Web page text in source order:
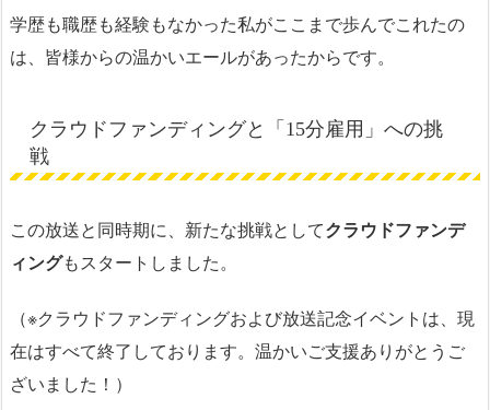
学歴も職歴も経験もなかった私がここまで歩んでこれたの
は、皆様からの温かいエールがあったからです。
クラウドファンディングと「15分雇用」への挑
戦
この放送と同時期に、新たな挑戦としてクラウドファンデ
ィングもスタートしました。
（※クラウドファンディングおよび放送記念イベントは、現
在はすべて終了しております。温かいご支援ありがとうご
ざいました！）